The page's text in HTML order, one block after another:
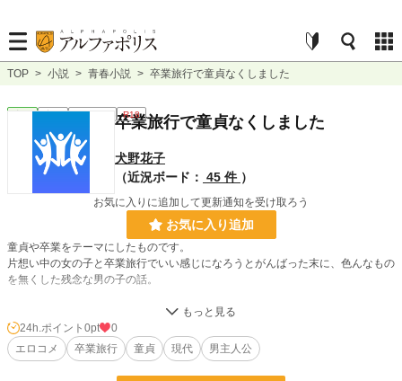
TOP > 小説 > 青春小説 > 卒業旅行で童貞なくしました
完結 ｼｮｰﾄｼｮｰﾄ R18
卒業旅行で童貞なくしました
犬野花子
（近況ボード： 45 件 ）
お気に入りに追加して更新通知を受け取ろう
お気に入り追加
童貞や卒業をテーマにしたものです。
片想い中の女の子と卒業旅行でいい感じになろうとがんばった末に、色んなもの
を無くした残念な男の子の話。
ムーンライトノベルズにも掲載しています。
お願い
こちらTwitterにて読了ツイをするさいには、アドレスリンクを削除してからでお
24h.ポイント 0pt
0
エロコメ
卒業旅行 童貞 現代 男主人公